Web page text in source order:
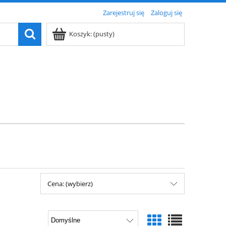
Zarejestruj się Zaloguj się
Koszyk:(pusty)
Cena: (wybierz)